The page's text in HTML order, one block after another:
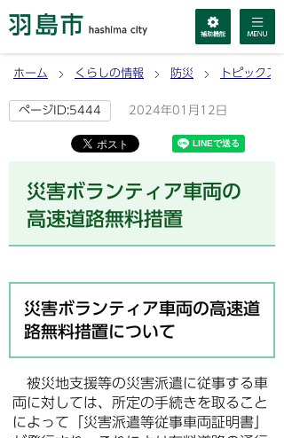
ホーム くらしの情報 防災 トピックス(
ページID:5444 2024年01月12日
災害ボランティア車両の
高速道路無料措置
災害ボランティア車両の高速道
路無料措置について
被災地支援等の災害派遣に従事する車
両に対しては、所定の手続きを取ること
によって「災害派遣等従事車両証明書」